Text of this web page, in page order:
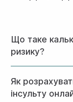
Що таке
ризику?
ймовірності
коронарної
Калькулятор
Як
інсульту